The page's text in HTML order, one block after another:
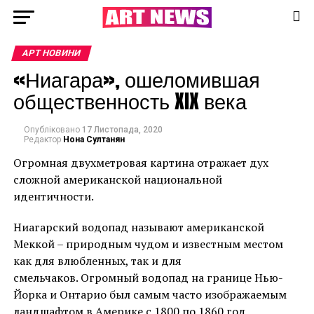
АРТ НОВИНИ
«Ниагара», ошеломившая
общественность XIX века
Опубліковано 17 Листопада, 2020
Редактор Нона Султанян
Огромная двухметровая картина отражает дух
сложной американской национальной
идентичности.
Ниагарский водопад называют американской
Меккой – природным чудом и известным местом
как для влюбленных, так и для
смельчаков. Огромный водопад на границе Нью-
Йорка и Онтарио был самым часто изображаемым